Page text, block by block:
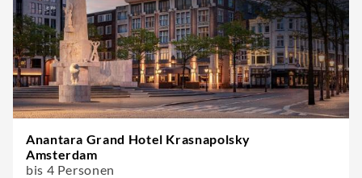
Anantara Grand Hotel Krasnapolsky
Amsterdam
bis 4 Personen